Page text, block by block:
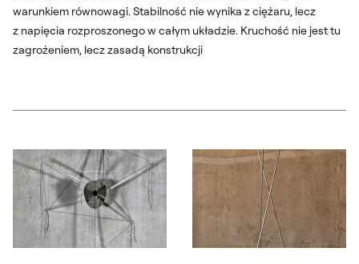
warunkiem równowagi. Stabilność nie wynika z ciężaru, lecz
z napięcia rozproszonego w całym układzie. Kruchość nie jest tu
zagrożeniem, lecz zasadą konstrukcji